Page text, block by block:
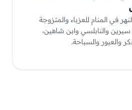
في المنام للعزباء والمتزوجة
والنابلسي وابن شاهين،
والعبور والسباحة.